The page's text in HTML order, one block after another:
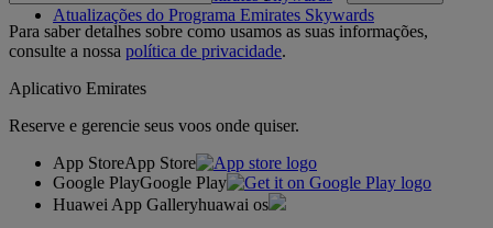
Atualizações do Programa Emirates Skywards
Para saber detalhes sobre como usamos as suas informações,
consulte a nossa política de privacidade.
Aplicativo Emirates
Reserve e gerencie seus voos onde quiser.
App StoreApp Store
Google PlayGoogle Play
Huawei App Galleryhuawai os